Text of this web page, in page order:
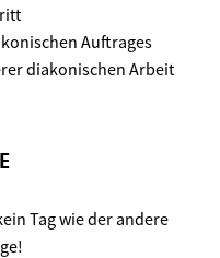
Auftrages
diakonischen Arbeit
Tag wie der andere